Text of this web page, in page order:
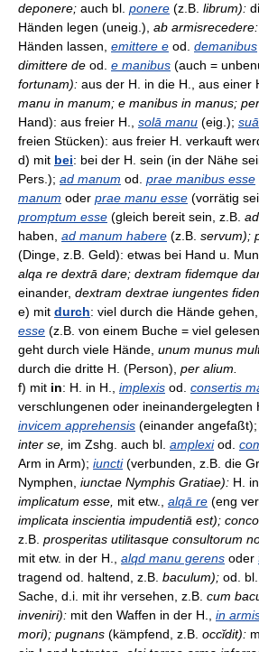
deponere; auch bl. ponere (z.B. librum):
Händen legen (uneig.), ab armisrecedere:
Händen lassen, emittere e od. demanibus
dimittere de od. e manibus (auch =
fortunam): aus der H. in die H., aus einer
manu in manum; e manibus in manus;
Hand): aus freier H., solā manu (eig.);
freien Stücken): aus freier H. verkauft
d) mit bei: bei der H. sein (in der Nähe
Pers.); ad manum od. prae manibus esse
manum oder prae manu esse (vorrätig
promptum esse (gleich bereit sein, z.B.
haben, ad manum habere (z.B. servum);
(Dinge, z.B. Geld): etwas bei Hand u.
alqa re dextrā dare; dextram fidemque
einander, dextram dextrae iungentes
e) mit durch: viel durch die Hände gehen,
esse (z.B. von einem Buche = viel
geht durch viele Hände, unum munus
durch die dritte H. (Person), per alium.
f) mit in: H. in H., implexis od. consertis
verschlungenen oder ineinandergelegten
invicem apprehensis (einander angefaßt);
inter se, im Zshg. auch bl. amplexiod.
Arm in Arm); iuncti(verbunden, z.B. die
Nymphen, iunctae Nymphis Gratiae): H.
implicatum esse, mit etw., alqā re (eng
implicata inscientia impudentiā est);
z.B. prosperitas utilitasque consultorum
mit etw. in der H., alqd manu gerens oder
tragend od. haltend, z.B. baculum); od. bl.
Sache, d.i. mit ihr versehen, z.B. cum
inveniri): mit den Waffen in der H., in
mori); pugnans (kämpfend, z.B. occĭdit):